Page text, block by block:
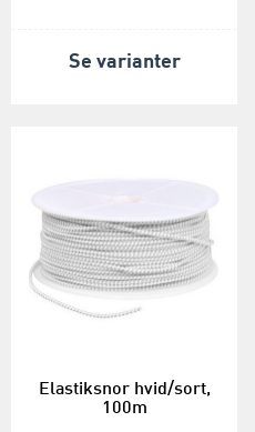
Se varianter
Elastiksnor hvid/sort,
100m